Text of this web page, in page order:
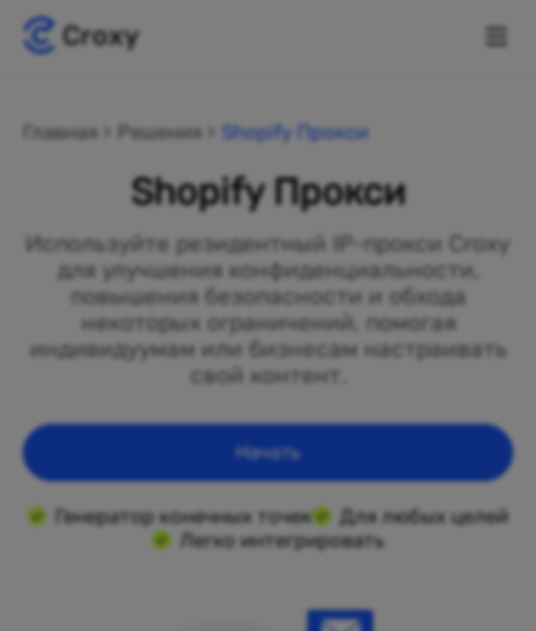
Главная Решения Shopify Прокси
Shopify Прокси
Используйте резидентный IP-прокси Croxy
для улучшения конфиденциальности,
повышения безопасности и обхода
некоторых ограничений, помогая
индивидуумам или бизнесам настраивать
свой контент.
Начать
Генератор конечных точек
Для любых целей
Легко интегрировать